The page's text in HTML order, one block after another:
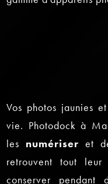
Vos photos jaunies
vie. Photodock à
les numériser et
retrouvent tout
conserver pendant